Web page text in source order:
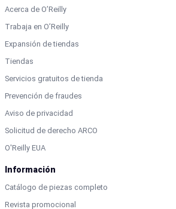
Acerca de O’Reilly
Trabaja en O’Reilly
Expansión de tiendas
Tiendas
Servicios gratuitos de tienda
Prevención de fraudes
Aviso de privacidad
Solicitud de derecho ARCO
O'Reilly EUA
Información
Catálogo de piezas completo
Revista promocional